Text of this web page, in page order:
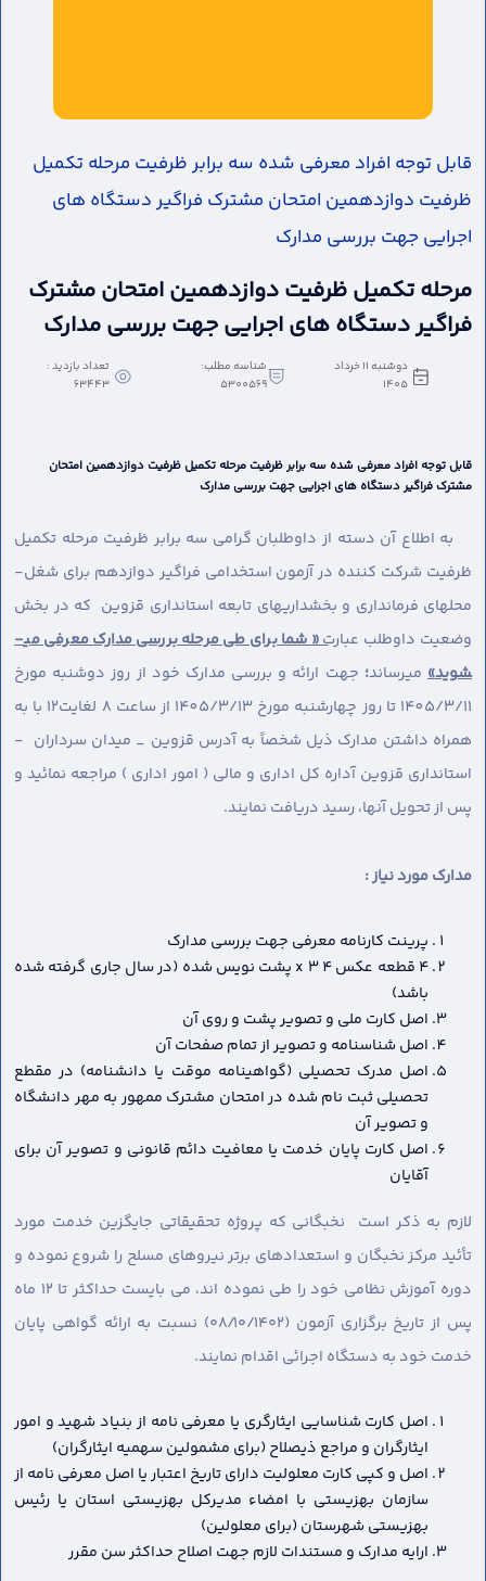
قابل توجه افراد معرفی شده سه برابر ظرفیت مرحله تکمیل
ظرفیت دوازدهمین امتحان مشترک فراگیر دستگاه های
اجرایی جهت بررسی مدارک
مرحله تکمیل ظرفیت دوازدهمین امتحان مشترک
فراگیر دستگاه های اجرایی جهت بررسی مدارک
دوشنبه 11 خرداد
1405
شناسه مطلب:
5300569
تعداد بازدید :
63443
قابل توجه افراد معرفی شده سه برابر ظرفیت مرحله تکمیل ظرفیت دوازدهمین امتحان
مشترک فراگیر دستگاه های اجرایی جهت بررسی مدارک
به اطلاع آن دسته از داوطلبان گرامی سه برابر ظرفیت مرحله تکمیل
ظرفیت شرکت کننده در آزمون استخدامی فراگیر دوازدهم برای شغل-
محل­های فرمانداری و بخشداریهای تابعه استانداری قزوین که در بخش
وضعیت داوطلب عبارت« شما برای طی مرحله بررسی مدارک معرفی می­
شوید»می­رساند؛ جهت ارائه و بررسی مدارک خود از روز دوشنبه مورخ
1405/3/11 تا روز چهارشنبه مورخ 1405/3/13 از ساعت 8 لغایت12 با به
همراه داشتن مدارک ذیل شخصاً به آدرس قزوین _ میدان سرداران -
استانداری قزوین آداره کل اداری و مالی ( امور اداری ) مراجعه نمائید و
پس از تحویل آنها، رسید دریافت نمایند.
مدارک مورد نیاز :
پرینت کارنامه معرفی جهت بررسی مدارک
4 قطعه عکس 4 x 3 پشت نویس شده (در سال جاری گرفته شده
باشد)
اصل کارت ملی و تصویر پشت و روی آن
اصل شناسنامه و تصویر از تمام صفحات آن
اصل مدرک تحصیلی (گواهینامه موقت یا دانشنامه) در مقطع
تحصیلی ثبت نام شده در امتحان مشترک ممهور به مهر دانشگاه
و تصویر آن
اصل کارت پایان خدمت یا معافیت دائم قانونی و تصویر آن برای
آقایان
لازم به ذکر است نخبگانی که پروژه تحقیقاتی جایگزین خدمت مورد
تأئید مرکز نخبگان و استعدادهای برتر نیروهای مسلح را شروع نموده و
دوره آموزش نظامی خود را طی نموده اند، می بایست حداکثر تا ۱۲ ماه
پس از تاریخ برگزاری آزمون (۰۸/۱۰/۱۴۰۲) نسبت به ارائه گواهی پایان
خدمت خود به دستگاه اجرائی اقدام نمایند.
اصل کارت شناسایی ایثارگری یا معرفی نامه از بنیاد شهید و امور
ایثارگران و مراجع ذیصلاح (برای مشمولین سهمیه ایثارگران)
اصل و کپی کارت معلولیت دارای تاریخ اعتبار یا اصل معرفی نامه از
سازمان بهزیستی با امضاء مدیرکل بهزیستی استان یا رئیس
بهزیستی شهرستان (برای معلولین)
ارایه مدارک و مستندات لازم جهت اصلاح حداکثر سن مقرر